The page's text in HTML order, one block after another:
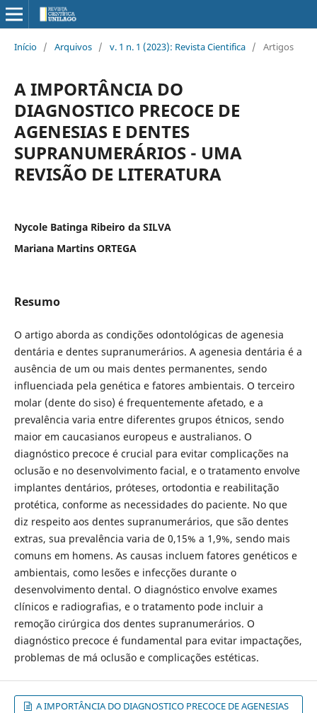
Início / Arquivos / v. 1 n. 1 (2023): Revista Cientifica / Artigos
A IMPORTÂNCIA DO
DIAGNOSTICO PRECOCE DE
AGENESIAS E DENTES
SUPRANUMERÁRIOS - UMA
REVISÃO DE LITERATURA
Nycole Batinga Ribeiro da SILVA
Mariana Martins ORTEGA
Resumo
O artigo aborda as condições odontológicas de agenesia
dentária e dentes supranumerários. A agenesia dentária é a
ausência de um ou mais dentes permanentes, sendo
influenciada pela genética e fatores ambientais. O terceiro
molar (dente do siso) é frequentemente afetado, e a
prevalência varia entre diferentes grupos étnicos, sendo
maior em caucasianos europeus e australianos. O
diagnóstico precoce é crucial para evitar complicações na
oclusão e no desenvolvimento facial, e o tratamento envolve
implantes dentários, próteses, ortodontia e reabilitação
protética, conforme as necessidades do paciente. No que
diz respeito aos dentes supranumerários, que são dentes
extras, sua prevalência varia de 0,15% a 1,9%, sendo mais
comuns em homens. As causas incluem fatores genéticos e
ambientais, como lesões e infecções durante o
desenvolvimento dental. O diagnóstico envolve exames
clínicos e radiografias, e o tratamento pode incluir a
remoção cirúrgica dos dentes supranumerários. O
diagnóstico precoce é fundamental para evitar impactações,
problemas de má oclusão e complicações estéticas.
A IMPORTÂNCIA DO DIAGNOSTICO PRECOCE DE AGENESIAS